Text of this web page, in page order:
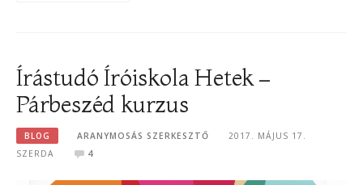
Írástudó Íróiskola Hetek –
Párbeszéd kurzus
BLOG ARANYMOSÁS SZERKESZTŐ
2017. MÁJUS 17.
SZERDA
4